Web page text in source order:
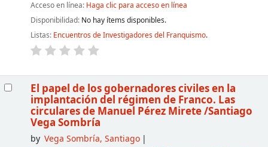
Acceso en línea: Haga clic para acceso en línea
Disponibilidad: No hay ítems disponibles.
Listas: Encuentros de Investigadores del Franquismo.
El papel de los gobernadores civiles en la
implantación del régimen de Franco. Las
circulares de Manuel Pérez Mirete/Santiago
Vega Sombría
by Vega Sombría, Santiago